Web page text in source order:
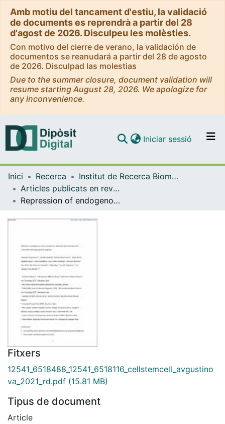
Amb motiu del tancament d'estiu, la validació
de documents es reprendrà a partir del 28
d'agost de 2026. Disculpeu les molèsties.
Con motivo del cierre de verano, la validación de
documentos se reanudará a partir del 28 de agosto
de 2026. Disculpad las molestias
Due to the summer closure, document validation will
resume starting August 28, 2026. We apologize for
any inconvenience.
Navega per tot el DD
Iniciar sessió (current)
Inici Recerca
Institut de Recerca Biomèdica (IRB Barcelona)
Articles publicats en revistes (Institut de Recerca Biomèdica (IRB Barcelona))
Repression of endogenous retroviruses prevents antiviral immune response and is required for mammary gland development
Fitxers
12541_6518488_12541_6518116_cellstemcell_avgustino
va_2021_rd.pdf (15.81 MB)
Tipus de document
Article